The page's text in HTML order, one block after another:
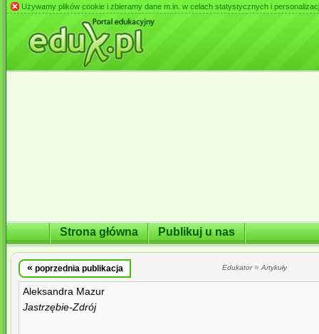
Używamy plików cookie i zbieramy dane m.in. w celach statystycznych i
Strona główna Publikuj u nas
« poprzednia publikacja Edukator»Artykuły
Aleksandra Mazur
Jastrzębie-Zdrój